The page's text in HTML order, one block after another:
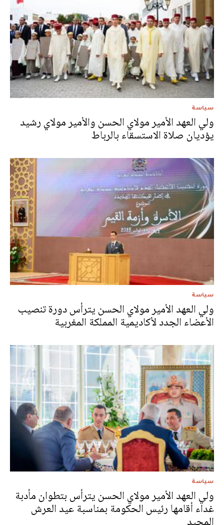
سياسة
ولي العهد الأمير مولاي الحسن والأمير مولاي رشيد
يؤديان صلاة الاستسقاء بالرباط
سياسة
ولي العهد الأمير مولاي الحسن يترأس دورة تنصيب
الأعضاء الجدد لأكاديمية المملكة المغربية
سياسة
ولي العهد الأمير مولاي الحسن يترأس بتطوان مأدبة
غداء أقامها رئيس الحكومة بمناسبة عيد العرش
المجيد